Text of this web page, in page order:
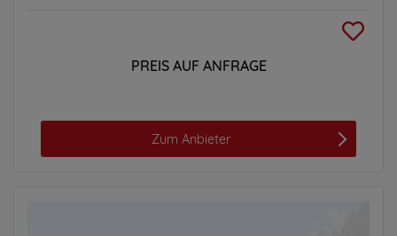
PREIS AUF ANFRAGE
Zum Anbieter